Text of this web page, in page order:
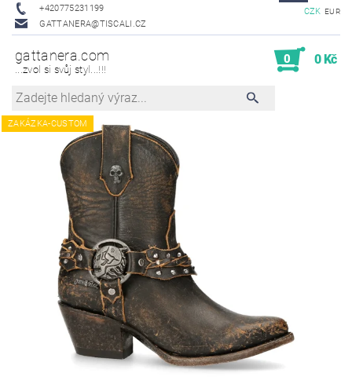
+420775231199
GATTANERA@TISCALI.CZ
CZK EUR
gattanera.com
...zvol si svůj styl...!!!
0 0 Kč
ZAKÁZKA-CUSTOM